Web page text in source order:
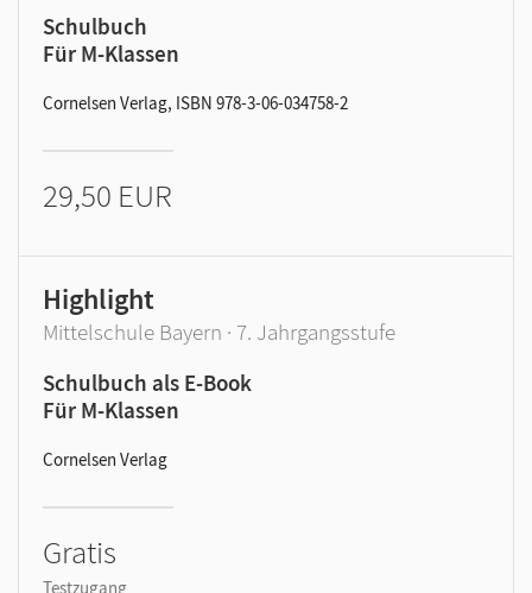
Schulbuch
Für M-Klassen
Cornelsen Verlag, ISBN 978-3-06-034758-2
29,50 EUR
Highlight
Mittelschule Bayern · 7. Jahrgangsstufe
Schulbuch als E-Book
Für M-Klassen
Cornelsen Verlag
Gratis
Testzugang